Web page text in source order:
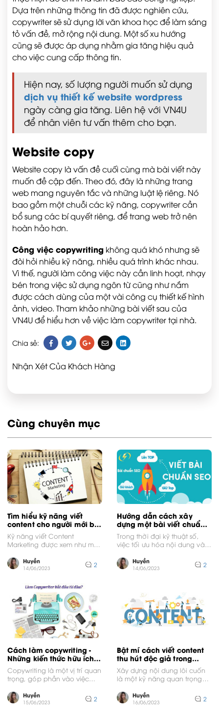
Dựa trên những thông tin đã được nghiên cứu,
copywriter sẽ sử dụng lời văn khoa học để làm sáng
tỏ vấn đề, mở rộng nội dung. Một số xu hướng
cũng sẽ được áp dụng nhằm gia tăng hiệu quả
cho việc cung cấp thông tin.
Hiện nay, số lượng người muốn sử dụng
dịch vụ thiết kế website wordpress
ngày càng gia tăng. Liên hệ với VN4U
để nhân viên tư vấn thêm cho bạn.
Website copy
Website copy là vấn đề cuối cùng mà bài viết này
muốn đề cập đến. Theo đó, đây là những trang
web mang nguyên tắc và những luật lệ riêng. Nó
bao gồm một chuỗi các kỹ năng, copywriter cần
bổ sung các bí quyết riêng, để trang web trở nên
hoàn hảo hơn.
Công việc copywriting không quá khó nhưng sẽ
đòi hỏi nhiều kỹ năng, nhiều quá trình khác nhau.
Vì thế, người làm công việc này cần linh hoạt, nhạy
bén trong việc sử dụng ngôn từ cũng như nắm
được cách dùng của một vài công cụ thiết kế hình
ảnh, video. Tham khảo những bài viết sau của
VN4U để hiểu hơn về việc làm copywriter tại nhà.
Chia sẻ:
Nhận Xét Của Khách Hàng
Cùng chuyên mục
Tìm hiểu kỹ năng viết
content cho người mới bắt
đầu
Kỹ năng viết Content
Marketing được xem như một
trọng giúp người sáng...
Huyền
14/06/2023 2
Hướng dẫn cách xây
dựng một bài viết chuẩn
SEO
Trong thời đại kỹ thuật số,
việc tối ưu hóa nội dung và
Huyền
14/06/2023 2
Cách làm copywriting -
Những kiến thức hữu ích
cho người mới
Copywriting là một vị trí quan
trọng, góp phần vào việc
sản phẩm...
Huyền
15/06/2023 2
Bật mí cách viết content
thu hút độc giả trong
nháy mắt
Xây dựng nội dung lôi cuốn
là một kỹ năng quan trọng
Huyền
16/06/2023 2